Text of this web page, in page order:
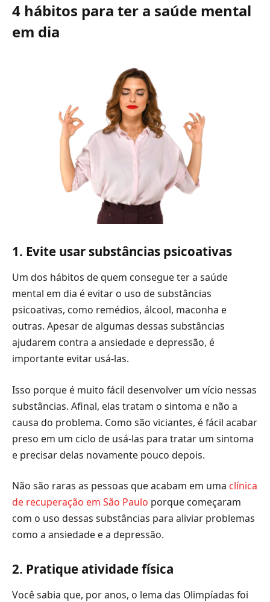
4 hábitos para ter a saúde mental
em dia
1. Evite usar substâncias psicoativas
Um dos hábitos de quem consegue ter a saúde
mental em dia é evitar o uso de substâncias
psicoativas, como remédios, álcool, maconha e
outras. Apesar de algumas dessas substâncias
ajudarem contra a ansiedade e depressão, é
importante evitar usá-las.
Isso porque é muito fácil desenvolver um vício nessas
substâncias. Afinal, elas tratam o sintoma e não a
causa do problema. Como são viciantes, é fácil acabar
preso em um ciclo de usá-las para tratar um sintoma
e precisar delas novamente pouco depois.
Não são raras as pessoas que acabam em uma clínica
de recuperação em São Paulo porque começaram
com o uso dessas substâncias para aliviar problemas
como a ansiedade e a depressão.
2. Pratique atividade física
Você sabia que, por anos, o lema das Olimpíadas foi